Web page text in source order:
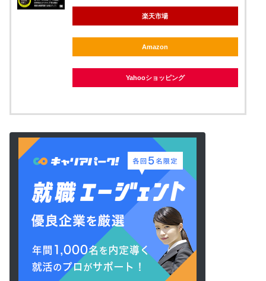
楽天市場
Amazon
Yahooショッピング